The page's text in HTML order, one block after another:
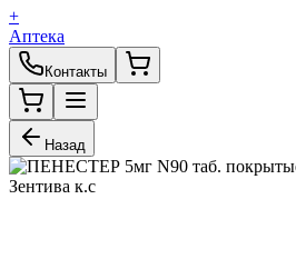
+
Аптека
Контакты
Назад